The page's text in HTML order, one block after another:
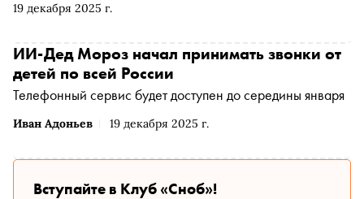
19 декабря 2025 г.
компании сущностей из ночных кошмаров? И как
рождественскую сказку из жёсткого урока выживания в
праздник безусловной любви, где подарки получают
даже те, по кому плачет школа коррекции? Павел
Шинский — фотохудожник, генеральный директор CCI
France Russie и основатель «Винного атласа России» —
цепи и плети помогали выстраивать миропорядок на
Иван Адоньев 19 декабря 2025 г.
ИИ-Дед Мороз начал принимать звонки от
детей по всей России
Телефонный сервис будет доступен до середины января
Вступайте в Клуб «Сноб»!